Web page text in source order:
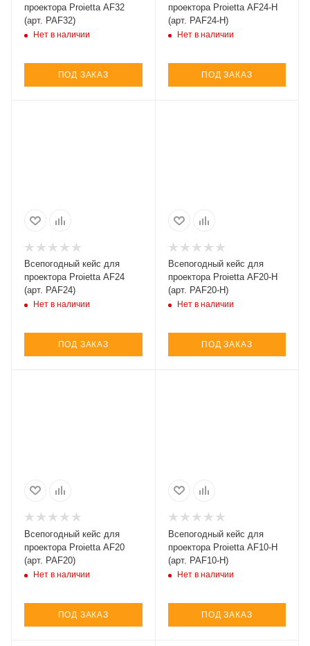
проектора Proietta AF32
(арт. PAF32)
Нет в наличии
ПОД ЗАКАЗ
проектора Proietta AF24-H
(арт. PAF24-H)
Нет в наличии
ПОД ЗАКАЗ
Всепогодный кейс для
проектора Proietta AF24
(арт. PAF24)
Нет в наличии
ПОД ЗАКАЗ
Всепогодный кейс для
проектора Proietta AF20-H
(арт. PAF20-H)
Нет в наличии
ПОД ЗАКАЗ
Всепогодный кейс для
проектора Proietta AF20
(арт. PAF20)
Нет в наличии
ПОД ЗАКАЗ
Всепогодный кейс для
проектора Proietta AF10-H
(арт. PAF10-H)
Нет в наличии
ПОД ЗАКАЗ